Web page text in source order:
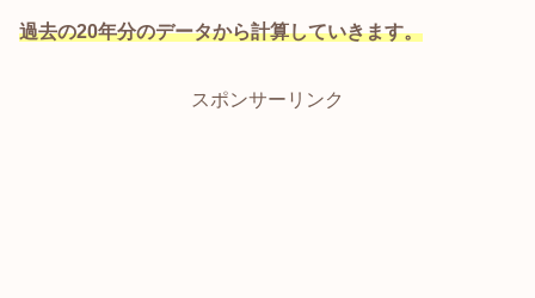
過去の20年分のデータから計算していきます。
スポンサーリンク